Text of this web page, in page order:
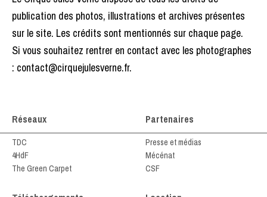
publication des photos, illustrations et archives présentes
sur le site. Les crédits sont mentionnés sur chaque page.
Si vous souhaitez rentrer en contact avec les photographes
: contact@cirquejulesverne.fr.
Réseaux
TDC
4HdF
The Green Carpet
Partenaires
Presse et médias
Mécénat
CSF